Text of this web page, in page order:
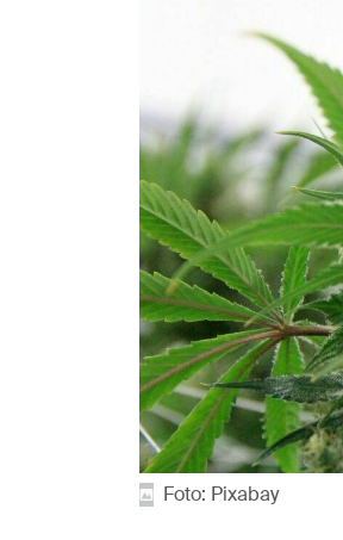
Foto: Pixabay